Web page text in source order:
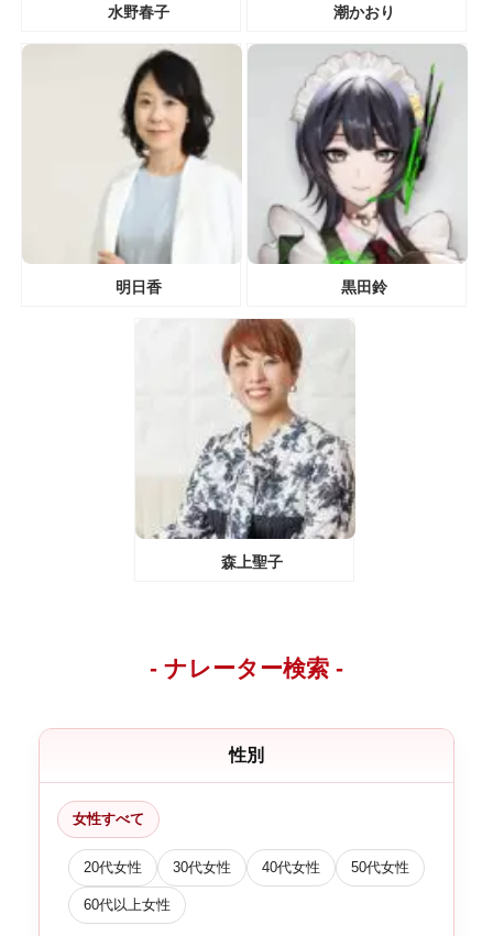
水野春子 潮かおり
明日香 黒田鈴
森上聖子
- ナレーター検索 -
性別
女性すべて
20代女性 30代女性 40代女性 50代女性
60代以上女性